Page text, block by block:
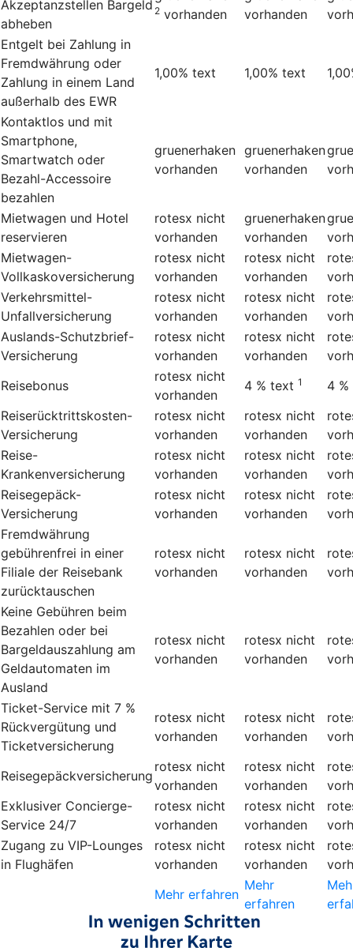
Akzeptanzstellen Bargeld
abheben
2 vorhanden
vorhanden
Entgelt bei Zahlung in
Fremdwährung oder
Zahlung in einem Land
außerhalb des EWR
1,00% text 1,00% text
Kontaktlos und mit
Smartphone,
Smartwatch oder
Bezahl-Accessoire
bezahlen
gruenerhaken
vorhanden
gruenerhaken
vorhanden
Mietwagen und Hotel
reservieren
rotesx nicht
vorhanden
gruenerhaken
vorhanden
Mietwagen-
Vollkaskoversicherung
rotesx nicht
vorhanden
rotesx nicht
vorhanden
Verkehrsmittel-
Unfallversicherung
rotesx nicht
vorhanden
rotesx nicht
vorhanden
Auslands-Schutzbrief-
Versicherung
rotesx nicht
vorhanden
rotesx nicht
vorhanden
Reisebonus
rotesx nicht
vorhanden
4 % text 1
4 %
Reiserücktrittskosten-
Versicherung
rotesx nicht
vorhanden
rotesx nicht
vorhanden
Reise-
Krankenversicherung
rotesx nicht
vorhanden
rotesx nicht
vorhanden
Reisegepäck-
Versicherung
rotesx nicht
vorhanden
rotesx nicht
vorhanden
Fremdwährung
gebührenfrei in einer
Filiale der Reisebank
zurücktauschen
rotesx nicht
vorhanden
rotesx nicht
vorhanden
Keine Gebühren beim
Bezahlen oder bei
Bargeldauszahlung am
Geldautomaten im
Ausland
rotesx nicht
vorhanden
rotesx nicht
vorhanden
Ticket-Service mit 7 %
Rückvergütung und
Ticketversicherung
rotesx nicht
vorhanden
rotesx nicht
vorhanden
Reisegepäckversicherung
rotesx nicht
vorhanden
rotesx nicht
vorhanden
Exklusiver Concierge-
Service 24/7
rotesx nicht
vorhanden
rotesx nicht
vorhanden
Zugang zu VIP-Lounges
in Flughäfen
rotesx nicht
vorhanden
rotesx nicht
vorhanden
Mehr erfahren
Mehr
erfahren